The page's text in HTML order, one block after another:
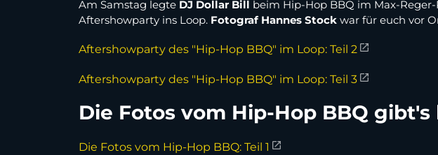
Am Samstag legte DJ Dollar Bill beim Hip-Hop BBQ im Max-
Aftershowparty ins Loop. Fotograf Hannes Stock war für euch vor
Aftershowparty des "Hip-Hop BBQ" im Loop: Teil 2
Aftershowparty des "Hip-Hop BBQ" im Loop: Teil 3
Die Fotos vom Hip-Hop BBQ gibt's
Die Fotos vom Hip-Hop BBQ: Teil 1